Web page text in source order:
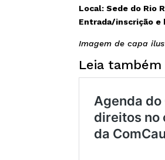
Local: Sede do Rio
Entrada/inscrição e
Imagem de capa
Leia também